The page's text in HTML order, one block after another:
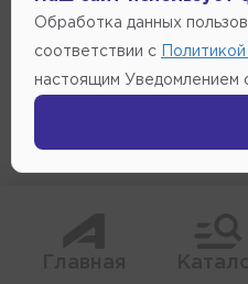
Обработка данных
соответствии с
настоящим Уведомлением